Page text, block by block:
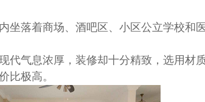
坐落着商场、酒吧区、小区公立学校和
代气息浓厚，装修却十分精致，选用材
比极高。